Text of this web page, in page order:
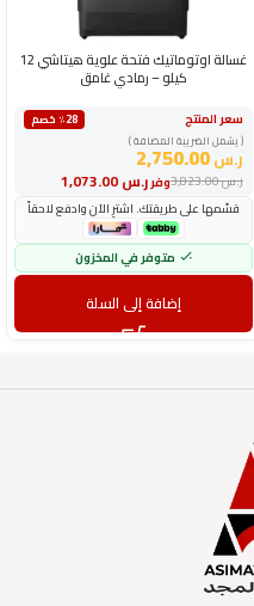
غسالة اوتوماتيك فتحة علوية هيتاشي 12
كيلو – رمادي غامق
سعر المنتج
٪28 خصم
( يشمل الضريبة المضافة )
ر.س2,750.00
وفرر.س ر.س3,823.00
قسّمها على طريقتك. اشترِ الآن وادفع لاحقاً
متوفر في المخزون
إضافة إلى السلة